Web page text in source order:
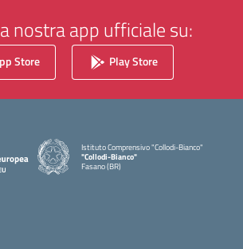
nostra app ufficiale su:
Store Play Store
Istituto Comprensivo "Collodi-Bianco"
"Collodi-Bianco"
Fasano (BR)